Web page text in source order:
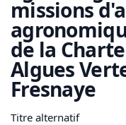
missions
de la
Algues
Fresnaye
Titre alternatif